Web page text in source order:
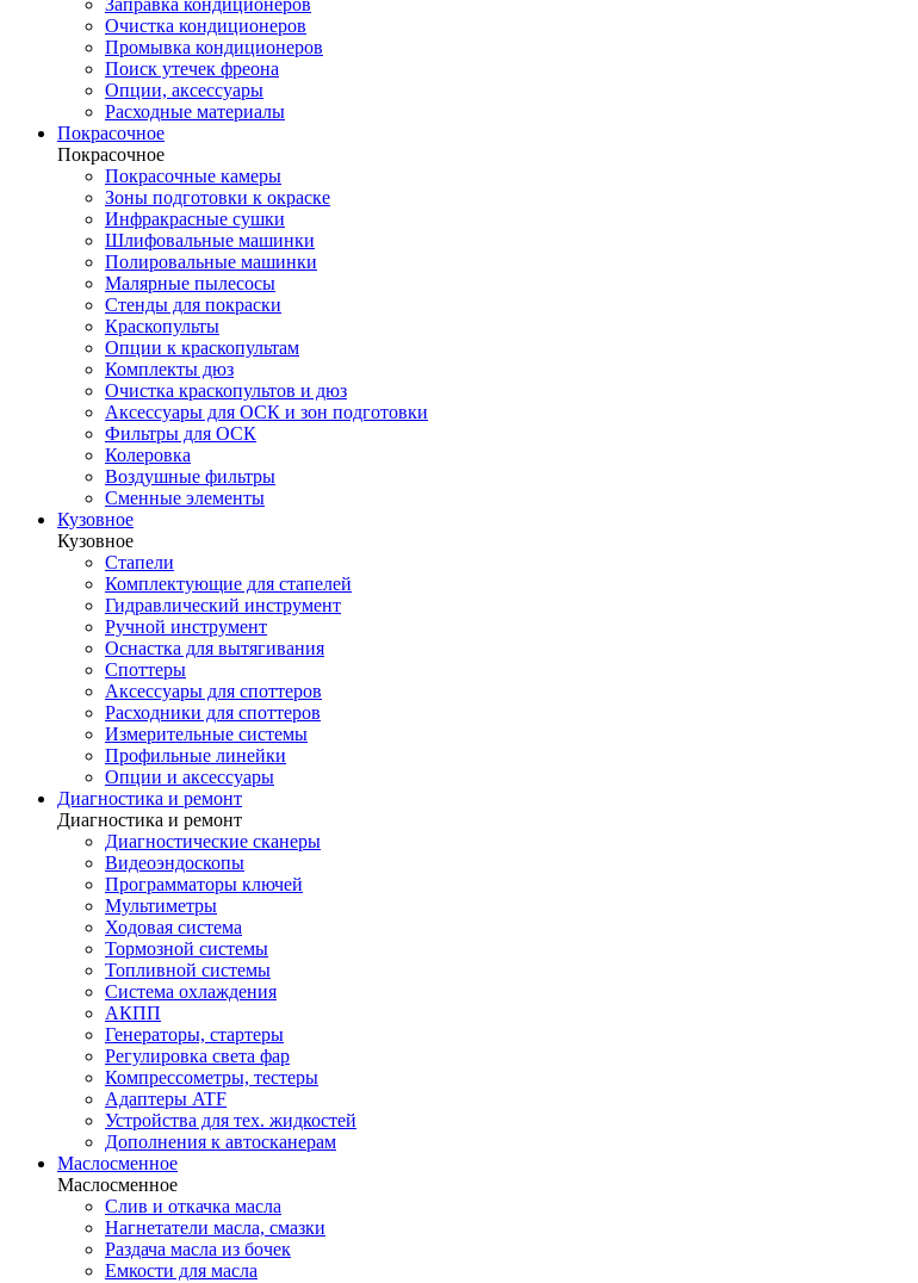
Заправка кондиционеров
Очистка кондиционеров
Промывка кондиционеров
Поиск утечек фреона
Опции, аксессуары
Расходные материалы
Покрасочное
Покрасочное
Покрасочные камеры
Зоны подготовки к окраске
Инфракрасные сушки
Шлифовальные машинки
Полировальные машинки
Малярные пылесосы
Стенды для покраски
Краскопульты
Опции к краскопультам
Комплекты дюз
Очистка краскопультов и дюз
Аксессуары для ОСК и зон подготовки
Фильтры для ОСК
Колеровка
Воздушные фильтры
Сменные элементы
Кузовное
Кузовное
Стапели
Комплектующие для стапелей
Гидравлический инструмент
Ручной инструмент
Оснастка для вытягивания
Споттеры
Аксессуары для споттеров
Расходники для споттеров
Измерительные системы
Профильные линейки
Опции и аксессуары
Диагностика и ремонт
Диагностика и ремонт
Диагностические сканеры
Видеоэндоскопы
Программаторы ключей
Мультиметры
Ходовая система
Тормозной системы
Топливной системы
Система охлаждения
АКПП
Генераторы, стартеры
Регулировка света фар
Компрессометры, тестеры
Адаптеры ATF
Устройства для тех. жидкостей
Дополнения к автосканерам
Маслосменное
Маслосменное
Слив и откачка масла
Нагнетатели масла, смазки
Раздача масла из бочек
Емкости для масла